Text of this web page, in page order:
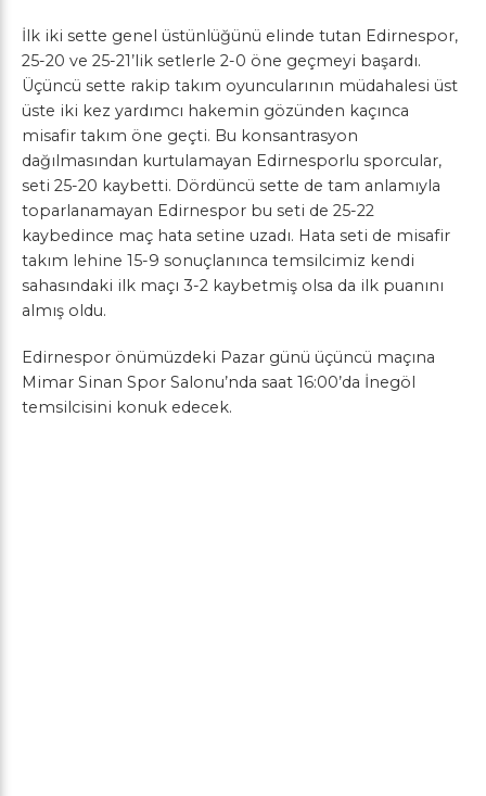
İlk iki sette genel üstünlüğünü elinde tutan Edirnespor,
25-20 ve 25-21’lik setlerle 2-0 öne geçmeyi başardı.
Üçüncü sette rakip takım oyuncularının müdahalesi üst
üste iki kez yardımcı hakemin gözünden kaçınca
misafir takım öne geçti. Bu konsantrasyon
dağılmasından kurtulamayan Edirnesporlu sporcular,
seti 25-20 kaybetti. Dördüncü sette de tam anlamıyla
toparlanamayan Edirnespor bu seti de 25-22
kaybedince maç hata setine uzadı. Hata seti de misafir
takım lehine 15-9 sonuçlanınca temsilcimiz kendi
sahasındaki ilk maçı 3-2 kaybetmiş olsa da ilk puanını
almış oldu.
Edirnespor önümüzdeki Pazar günü üçüncü maçına
Mimar Sinan Spor Salonu’nda saat 16:00’da İnegöl
temsilcisini konuk edecek.